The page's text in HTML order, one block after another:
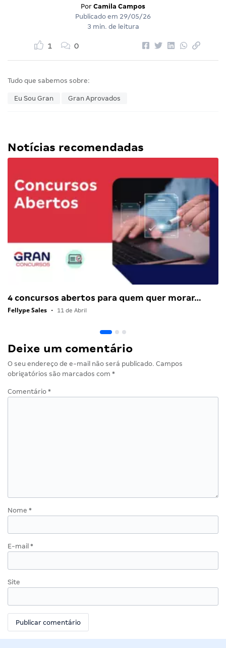
Por Camila Campos
Publicado em 29/05/26
3 min. de leitura
1 0
Tudo que sabemos sobre:
Eu Sou Gran Gran Aprovados
Notícias recomendadas
4 concursos abertos para quem quer morar…
Fellype Sales • 11 de Abril
Deixe um comentário
O seu endereço de e-mail não será publicado. Campos
obrigatórios são marcados com *
Comentário *
Nome *
E-mail *
Site